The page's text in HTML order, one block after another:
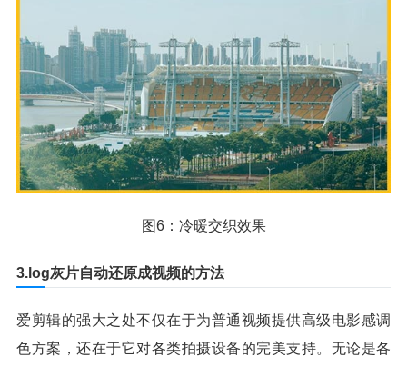
图6：冷暖交织效果
3.log灰片自动还原成视频的方法
爱剪辑的强大之处不仅在于为普通视频提供高级电影感调
色方案，还在于它对各类拍摄设备的完美支持。无论是各